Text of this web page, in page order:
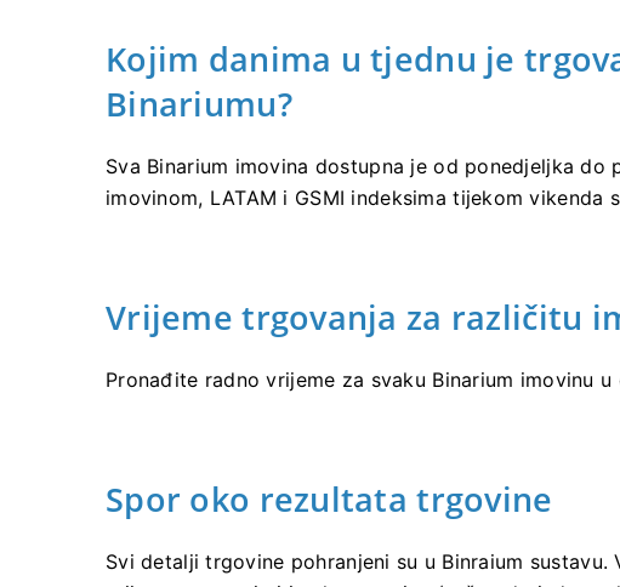
Kojim danima u tjednu je
Binariumu?
Sva Binarium imovina dostupna je od ponedjeljka do
imovinom, LATAM i GSMI indeksima tijekom vikenda
Vrijeme trgovanja za različitu
Pronađite radno vrijeme za svaku Binarium imovinu
Spor oko rezultata trgovine
Svi detalji trgovine pohranjeni su u Binraium